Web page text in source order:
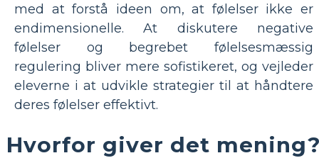
med at forstå ideen om, at følelser ikke er
endimensionelle. At diskutere negative
følelser og begrebet følelsesmæssig
regulering bliver mere sofistikeret, og vejleder
eleverne i at udvikle strategier til at håndtere
deres følelser effektivt.
Hvorfor giver det